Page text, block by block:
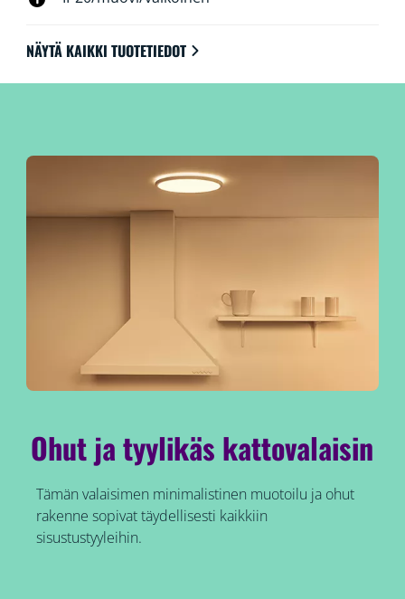
äänelläsi.
NÄYTÄ KAIKKI TUOTETIEDOT
Ohut ja tyylikäs kattovalaisin
Tämän valaisimen minimalistinen muotoilu ja ohut
rakenne sopivat täydellisesti kaikkiin
sisustustyyleihin.